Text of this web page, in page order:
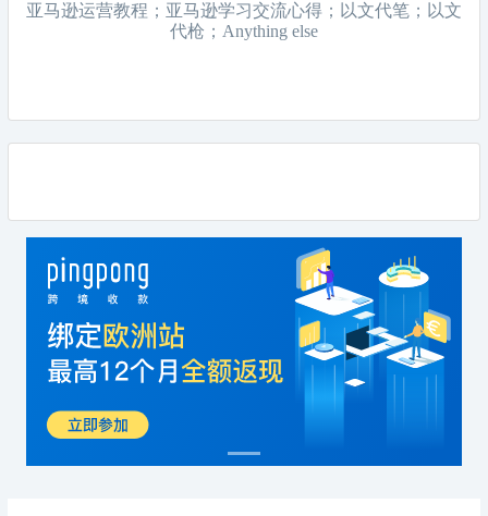
亚马逊运营教程；亚马逊学习交流心得；以文代笔；以文
代枪；Anything else